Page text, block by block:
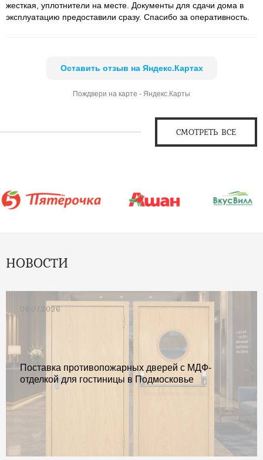
жесткая, уплотнители на месте. Документы для сдачи дома в
эксплуатацию предоставили сразу. Спасибо за оперативность.
Оставить отзыв на Яндекс.Картах
Пождвери на карте - Яндекс.Карты
СМОТРЕТЬ ВСЕ
НОВОСТИ
06.07.2026
Поставка противопожарных дверей с МДФ-
отделкой для гостиницы в Подмосковье